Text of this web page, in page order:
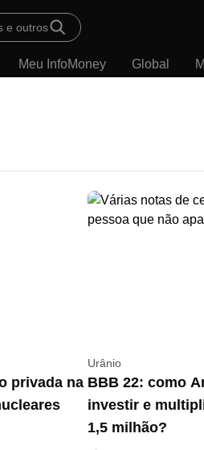
e outros
Meu InfoMoney Global
privada na
Urânio
BBB 22: como
investir e
1,5 milhão?